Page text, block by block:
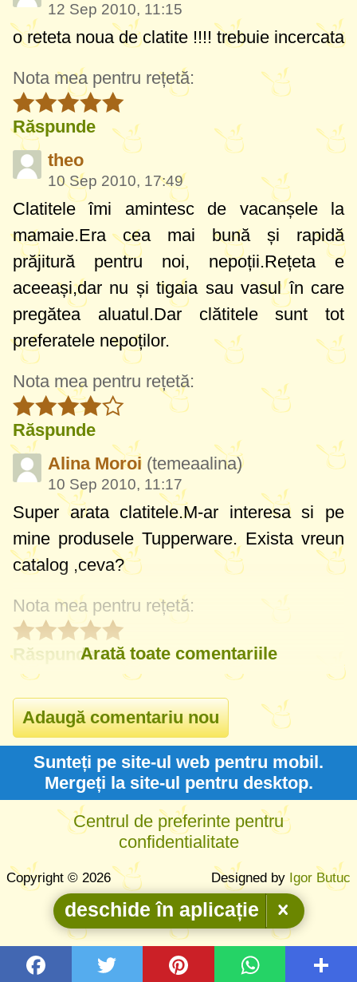
12 Sep 2010, 11:15
o reteta noua de clatite !!!! trebuie incercata
Nota mea pentru rețetă:
Răspunde
theo
10 Sep 2010, 17:49
Clatitele îmi amintesc de vacanșele la
mamaie.Era cea mai bună și rapidă
prăjitură pentru noi, nepoții.Rețeta e
aceeași,dar nu și tigaia sau vasul în care
pregătea aluatul.Dar clătitele sunt tot
preferatele nepoților.
Nota mea pentru rețetă:
Răspunde
Alina Moroi (temeaalina)
10 Sep 2010, 11:17
Super arata clatitele.M-ar interesa si pe
mine produsele Tupperware. Exista vreun
catalog ,ceva?
Nota mea pentru rețetă:
RăspundeArată toate comentariile
Sunteți pe site-ul web pentru mobil.
Mergeți la site-ul pentru desktop.
Centrul de preferinte pentru
confidentialitate
Copyright © 2026 Designed by Igor Butuc
deschide în aplicație